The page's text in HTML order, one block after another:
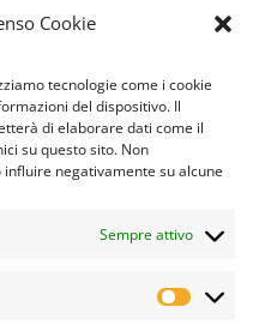
Cookie
tecnologie come i cookie
del dispositivo. Il
di elaborare dati come il
su questo sito. Non
negativamente su alcune
Sempre attivo